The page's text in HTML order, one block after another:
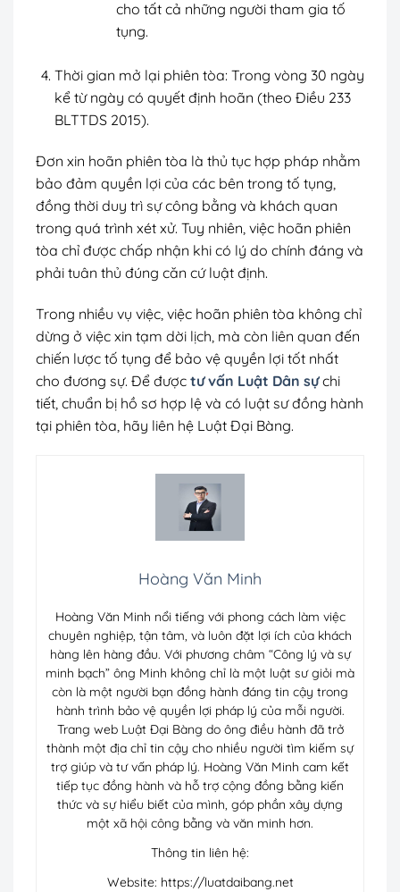
cho tất cả những người tham gia tố
tụng.
Thời gian mở lại phiên tòa: Trong vòng 30 ngày
kể từ ngày có quyết định hoãn (theo Điều 233
BLTTDS 2015).
Đơn xin hoãn phiên tòa là thủ tục hợp pháp nhằm
bảo đảm quyền lợi của các bên trong tố tụng,
đồng thời duy trì sự công bằng và khách quan
trong quá trình xét xử. Tuy nhiên, việc hoãn phiên
tòa chỉ được chấp nhận khi có lý do chính đáng và
phải tuân thủ đúng căn cứ luật định.
Trong nhiều vụ việc, việc hoãn phiên tòa không chỉ
dừng ở việc xin tạm dời lịch, mà còn liên quan đến
chiến lược tố tụng để bảo vệ quyền lợi tốt nhất
cho đương sự. Để được tư vấn Luật Dân sựchi
tiết, chuẩn bị hồ sơ hợp lệ và có luật sư đồng hành
tại phiên tòa, hãy liên hệ Luật Đại Bàng.
Hoàng Văn Minh
Hoàng Văn Minh nổi tiếng với phong cách làm việc
chuyên nghiệp, tận tâm, và luôn đặt lợi ích của khách
hàng lên hàng đầu. Với phương châm “Công lý và sự
minh bạch” ông Minh không chỉ là một luật sư giỏi mà
còn là một người bạn đồng hành đáng tin cậy trong
hành trình bảo vệ quyền lợi pháp lý của mỗi người.
Trang web Luật Đại Bàng do ông điều hành đã trở
thành một địa chỉ tin cậy cho nhiều người tìm kiếm sự
trợ giúp và tư vấn pháp lý. Hoàng Văn Minh cam kết
tiếp tục đồng hành và hỗ trợ cộng đồng bằng kiến
thức và sự hiểu biết của mình, góp phần xây dựng
một xã hội công bằng và văn minh hơn.
Thông tin liên hệ:
Website: https://luatdaibang.net